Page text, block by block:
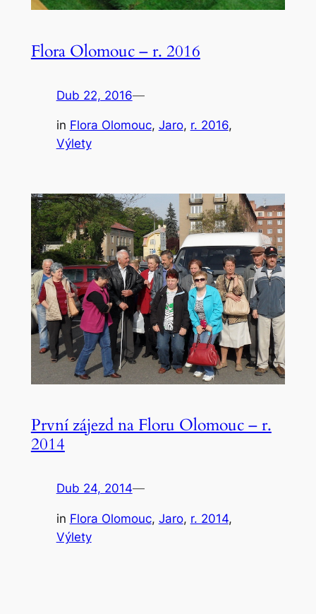
Flora Olomouc – r. 2016
Dub 22, 2016—
in Flora Olomouc, Jaro, r. 2016
Výlety
První zájezd na Floru Olomouc – r.
2014
Dub 24, 2014—
in Flora Olomouc, Jaro, r. 2014
Výlety